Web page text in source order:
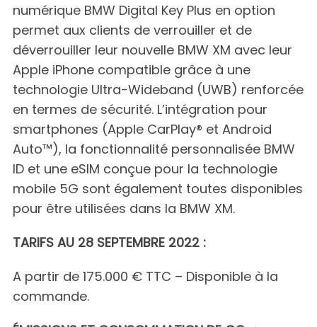
numérique BMW Digital Key Plus en option
permet aux clients de verrouiller et de
déverrouiller leur nouvelle BMW XM avec leur
Apple iPhone compatible grâce à une
technologie Ultra-Wideband (UWB) renforcée
en termes de sécurité. L’intégration pour
smartphones (Apple CarPlay® et Android
Auto™), la fonctionnalité personnalisée BMW
ID et une eSIM conçue pour la technologie
mobile 5G sont également toutes disponibles
pour être utilisées dans la BMW XM.
TARIFS AU 28 SEPTEMBRE 2022 :
A partir de 175.000 € TTC – Disponible à la
commande.